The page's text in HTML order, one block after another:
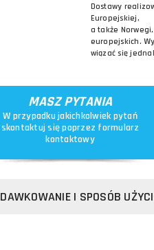
Dostawy
Europejskiej,
a także
europejskich.
wiązać się
MASZ PYTANIA
W przypadku jakichkolwiek pytań
skontaktuj się poprzez formularz
kontaktowy
DAWKOWANIE I SPOSÓB